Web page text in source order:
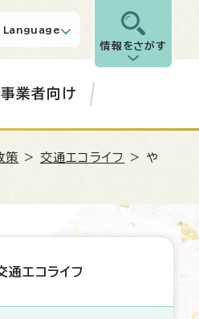
Language
情報をさがす
事業者向け
策 > 交通エコライフ
> や
通エコライフ